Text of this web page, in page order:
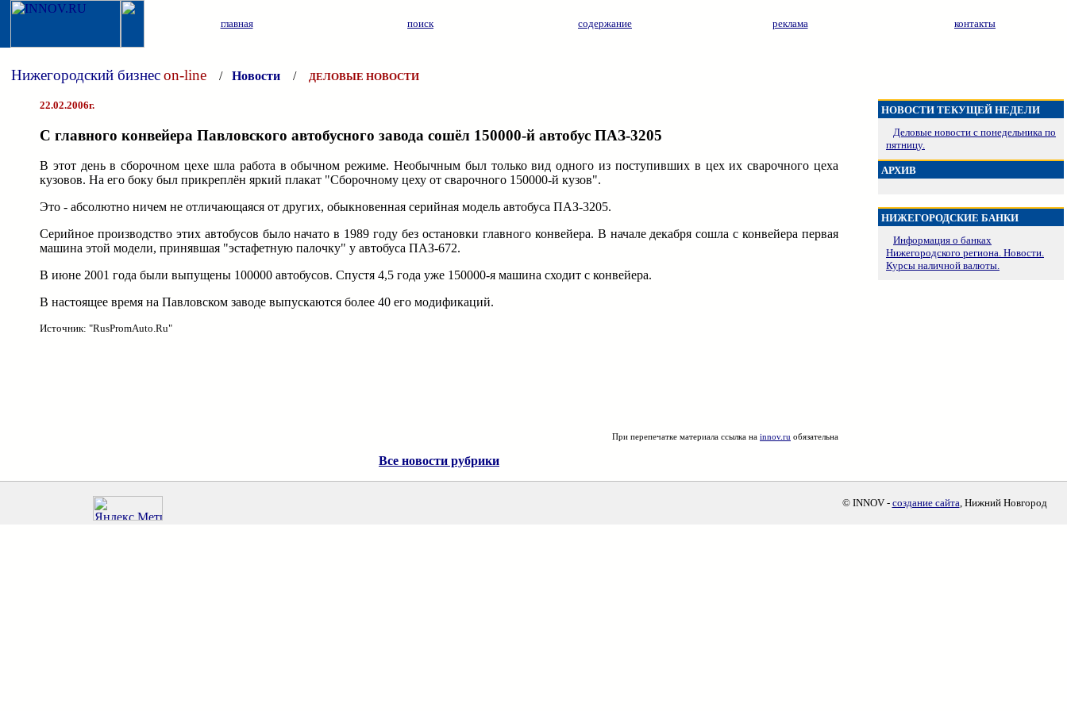
главная поиск содержание реклама контакты
Нижегородский бизнесon-line / Новости / ДЕЛОВЫЕ НОВОСТИ
22.02.2006г.
С главного конвейера Павловского автобусного завода сошёл 150000-й автобус ПАЗ-3205
В этот день в сборочном цехе шла работа в обычном режиме. Необычным был только вид одного из поступивших в цех их сварочного цеха
кузовов. На его боку был прикреплён яркий плакат "Сборочному цеху от сварочного 150000-й кузов".
Это - абсолютно ничем не отличающаяся от других, обыкновенная серийная модель автобуса ПАЗ-3205.
Серийное производство этих автобусов было начато в 1989 году без остановки главного конвейера. В начале декабря сошла с конвейера первая
машина этой модели, принявшая "эстафетную палочку" у автобуса ПАЗ-672.
В июне 2001 года были выпущены 100000 автобусов. Спустя 4,5 года уже 150000-я машина сходит с конвейера.
В настоящее время на Павловском заводе выпускаются более 40 его модификаций.
Источник: "RusPromAuto.Ru"
При перепечатке материала ссылка на innov.ru обязательна
Все новости рубрики
НОВОСТИ ТЕКУЩЕЙ НЕДЕЛИ
Деловые новости с понедельника по
пятницу.
АРХИВ
НИЖЕГОРОДСКИЕ БАНКИ
Информация о банках
Нижегородского региона. Новости.
Курсы наличной валюты.
© INNOV - создание сайта, Нижний Новгород